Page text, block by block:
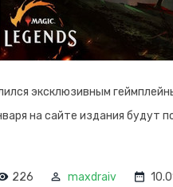
эксклюзивным
на сайте издания будут
226 maxdraiv